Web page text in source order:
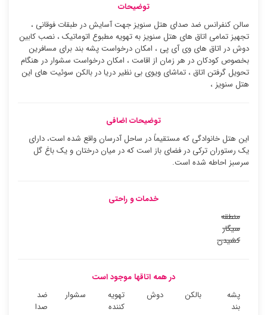
توضیحات
سالن کنفرانس ضد صدای هتل سنویز جهت آسایش در طبقات فوقانی ،
تجهیز تمامی اتاق های هتل سنویز به تهویه مطبوع اتوماتیک ، نصب کابین
دوش در اتاق های وی آی پی ، امکان درخواست پشه بند برای مسافرین
بخصوص کودکان در هر زمان از اقامت ، امکان درخواست سشوار در هنگام
تحویل گرفتن اتاق ، تماشای ویوی بی نظیر دریا در بالکن سوئیت ‌های این
هتل سنویز ،
توضیحات اضافی
این هتل خانوادگی که مستقیماً در ساحل آدرسان واقع شده است، دارای
یک رستوران ترکی در فضای باز است که در میان درختان و یک باغ گل
سرسبز احاطه شده است.
خدمات و راحتی
منطقه
سیگار
کشیدن
در همه اتاقها موجود است
پشه
بند
بالکن دوش
تهویه
کننده
سشوار
ضد
صدا